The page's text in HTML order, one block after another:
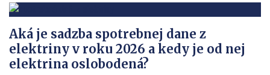
Aká je sadzba spotrebnej dane z
elektriny v roku 2026 a kedy je od nej
elektrina oslobodená?